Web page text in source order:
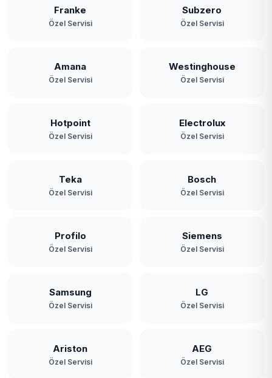
Franke
Özel Servisi
Subzero
Özel Servisi
Amana
Özel Servisi
Westinghouse
Özel Servisi
Hotpoint
Özel Servisi
Electrolux
Özel Servisi
Teka
Özel Servisi
Bosch
Özel Servisi
Profilo
Özel Servisi
Siemens
Özel Servisi
Samsung
Özel Servisi
LG
Özel Servisi
Ariston
Özel Servisi
AEG
Özel Servisi